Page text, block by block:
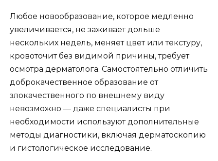
Любое новообразование, которое медленно
увеличивается, не заживает дольше
нескольких недель, меняет цвет или текстуру,
кровоточит без видимой причины, требует
осмотра дерматолога. Самостоятельно отличить
доброкачественное образование от
злокачественного по внешнему виду
невозможно — даже специалисты при
необходимости используют дополнительные
методы диагностики, включая дерматоскопию
и гистологическое исследование.